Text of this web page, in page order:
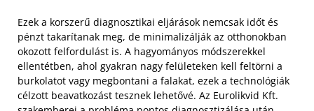
Ezek a korszerű diagnosztikai eljárások nemcsak időt és
pénzt takarítanak meg, de minimalizálják az otthonokban
okozott felfordulást is. A hagyományos módszerekkel
ellentétben, ahol gyakran nagy felületeken kell feltörni a
burkolatot vagy megbontani a falakat, ezek a technológiák
célzott beavatkozást tesznek lehetővé. Az Eurolikvid Kft.